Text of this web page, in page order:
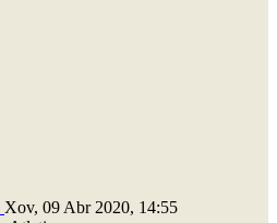
Xov, 09 Abr 2020, 14:55